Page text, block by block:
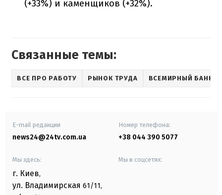
(+33%) и каменщиков (+32%).
Связанные темы:
ВСЕ ПРО РАБОТУ РЫНОК ТРУДА ВСЕМИРНЫЙ БАНК
E-mail редакции
news24@24tv.com.ua
Номер телефона:
+38 044 390 5077
Мы здесь:
г. Киев,
ул. Владимирская 61/11,
Мы в соцсетях: